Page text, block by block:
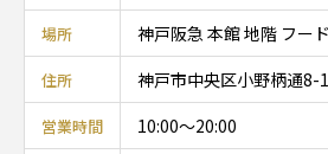
場所 神戸阪急 本館 地階 フー
住所 神戸市中央区小野柄通8-
営業時間 10:00〜20:00